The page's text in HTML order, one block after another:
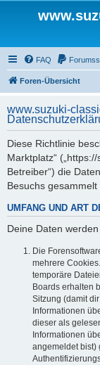
FAQ
Foren-Übersicht
www.suzuki-
Diese Richtlinie
Marktplatz“
Betreiber“) die
Besuchs gesammelt
UMFANG UND ART
Deine Daten
Die
mehrere
temporäre
Boards erhalten
Sitzung (damit
Informationen
dieser als
Informationen
angemeldet bist)